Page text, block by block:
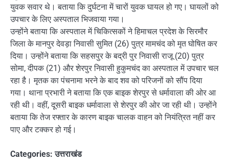
युवक सवार थे। बताया कि दुर्घटना में चारों युवक घायल हो गए। घायलों को
उपचार के लिए अस्पताल भिजवाया गया।
उन्होंने बताया कि अस्पताल में चिकित्सकों ने हिमाचल प्रदेश के सिरमौर
जिला के मानपुर देवड़ा निवासी सुमित (26) पुत्र मामचंद को मृत घोषित कर
दिया। उन्होंने बताया कि सहसपुर के बद्री पुर निवासी राजू (20) पुत्र
सोमा, दीपक (21) और शेरपुर निवासी हुकुमचंद का अस्पताल में उपचार चल
रहा है। मृतक का पंचनामा भरने के बाद शव को परिजनों को सौंप दिया
गया। थाना प्रभारी ने बताया कि एक बाइक शेरपुर से धर्मावाला की ओर आ
रही थी। वहीं, दूसरी बाइक धर्मावाला से शेरपुर की ओर जा रही थी। उन्होंने
बताया कि तेज रफ्तार के कारण बाइक चालक वाहन को नियंत्रित नहीं कर
पाए और टक्कर हो गई।
Categories:उत्तराखंड